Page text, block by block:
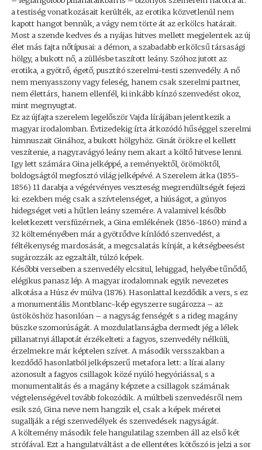
a testiség vonatkozásait kerülték, az erotika közvetlenül nem
kapott hangot bennük, a vágy nem törte át az erkölcs határait.
Most a szende kedves és a nyájas hitves mellett megjelentek az új
élet más fajta nőtípusai: a démon, a szabadabb erkölcsű társasági
hölgy, a bukott nő, a züllésbe taszított leány. Szóhoz jutott az
erotika, a gyötrő, égető, pusztító szerelmi-testi szenvedély. A nő
nem menyasszony vagy feleség, hanem csak szerelmi partner,
nem élettárs, hanem ellenfél, ki inkább kínzó szenvedést okoz,
mint megnyugtat.
Ez az újfajta szerelem legelőször Vajda lírájában jelentkezik a
magyar irodalomban. Évtizedekig írta átkozódó hűséggel szerelmi
himnuszait Ginához, a bukott hölgyhöz. Ginát örökre el kellett
veszítenie, a nagyravágyó leány nem akart a költő hitvese lenni.
Igy lett számára Gina jelképpé, a reményektől, örömöktől,
boldogságtól megfosztó világ jelképévé. A Szerelem átka (1855-
1856) 11 darabja a végérvényes veszteség megrendültségét fejezi
ki: ezekben még csak a szívtelenséget, a hiúságot, a gúnyos
hidegséget veti a hűtlen leány szemére. A valamivel később
keletkezett versfüzérnek, a Gina emlékének (1856-1860) mind a
32 költeményében már a gyötrődve kínlódó szenvedést, a
féltékenység mardosását, a megcsalatás kínját, a kétségbeesést
sugározzák az egzaltált, túlzó képek.
Későbbi verseiben a szenvedély elcsitul, lehiggad, helyébe tűnődő,
elégikus panasz lép. A magyar irodalomnak egyik nevezetes
alkotása a Húsz év múlva (1876). Hasonlattal kezdődik a vers, s ez
a monumentális Montblanc-kép egyszerre sugározza – az
üstököshöz hasonlóan – a nagyság fenségét s a rideg magány
büszke szomorúságát. A mozdulatlanságba dermedt jég a lélek
pillanatnyi állapotát érzékelteti: a fagyos, szenvedély nélküli,
érzelmekre már képtelen szívet. A második versszakban a
kezdődő hasonlatból jelképszerű metafora lett: a lírai alany
azonosult a fagyos csillagok közé nyúló hegyóriással, s a
monumentalitás és a magány képzete a csillagok számának
végtelenségével tovább fokozódik. A múltbeli szenvedésről nem
esik szó, Gina neve nem hangzik el, csak a képek méretei
sugallják a régi szenvedélyek és szenvedések nagyságát.
A költemény második fele hangulatilag szemben áll az első két
strófával. Ezt a hangulatváltást a de ellentétes kötőszó is jelzi a sor